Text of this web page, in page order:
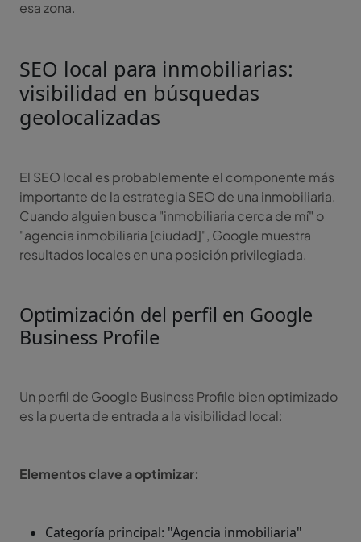
esa zona.
SEO local para inmobiliarias:
visibilidad en búsquedas
geolocalizadas
El SEO local es probablemente el componente más
importante de la estrategia SEO de una inmobiliaria.
Cuando alguien busca "inmobiliaria cerca de mí" o
"agencia inmobiliaria [ciudad]", Google muestra
resultados locales en una posición privilegiada.
Optimización del perfil en Google
Business Profile
Un perfil de Google Business Profile bien optimizado
es la puerta de entrada a la visibilidad local:
Elementos clave a optimizar:
Categoría principal: "Agencia inmobiliaria"